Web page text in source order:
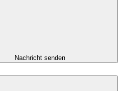
Nachricht senden